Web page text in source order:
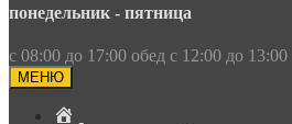
понедельник - пятница
с 08:00 до 17:00 обед с 12:00 до 13:00
МЕНЮ